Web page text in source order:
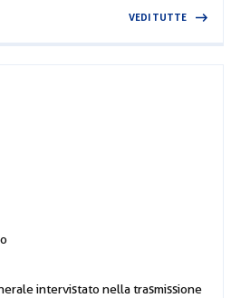
VEDI TUTTE
intervistato nella trasmissione